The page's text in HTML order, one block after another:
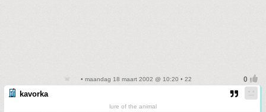
• maandag 18 maart 2002 @ 10:20 • 22
kavorka
lure of the animal